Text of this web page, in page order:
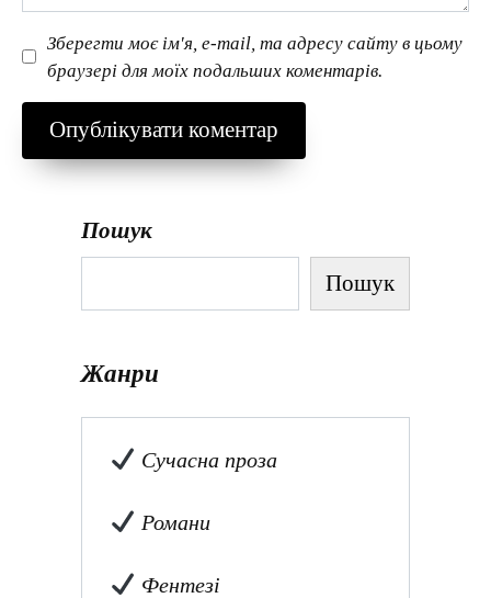
Зберегти моє ім'я, e-mail, та адресу сайту в цьому
браузері для моїх подальших коментарів.
Пошук
Пошук
Жанри
Сучасна проза
Романи
Фентезі